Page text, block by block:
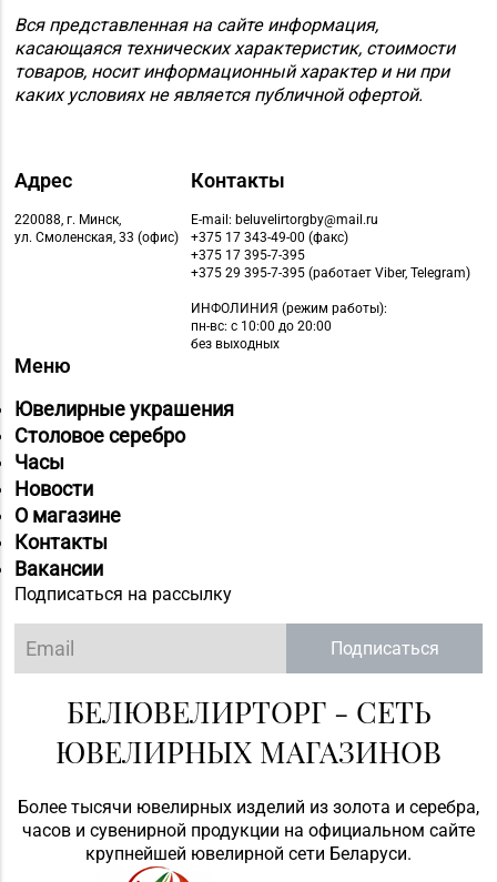
Вся представленная на сайте информация,
касающаяся технических характеристик, стоимости
товаров, носит информационный характер и ни при
каких условиях не является публичной офертой.
Адрес
220088, г. Минск,
ул. Смоленская, 33 (офис)
Контакты
E-mail: beluvelirtorgby@mail.ru
+375 17 343-49-00 (факс)
+375 17 395-7-395
+375 29 395-7-395 (работает Viber, Telegram)
ИНФОЛИНИЯ (режим работы):
пн-вс: с 10:00 до 20:00
без выходных
Меню
Ювелирные украшения
Столовое серебро
Часы
Новости
О магазине
Контакты
Вакансии
Подписаться на рассылку
Подписаться
БЕЛЮВЕЛИРТОРГ - СЕТЬ
ЮВЕЛИРНЫХ МАГАЗИНОВ
Более тысячи ювелирных изделий из золота и серебра,
часов и сувенирной продукции на официальном сайте
крупнейшей ювелирной сети Беларуси.